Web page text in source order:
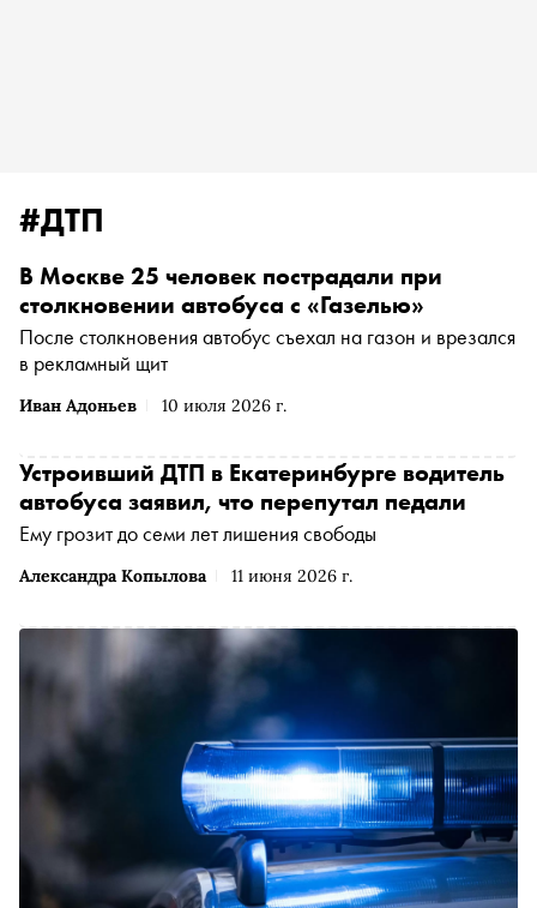
#ДТП
Иван Адоньев 10 июля 2026 г.
В Москве 25 человек пострадали при
столкновении автобуса с «Газелью»
После столкновения автобус съехал на газон и врезался
в рекламный щит
Александра Копылова 11 июня 2026 г.
Устроивший ДТП в Екатеринбурге водитель
автобуса заявил, что перепутал педали
Ему грозит до семи лет лишения свободы